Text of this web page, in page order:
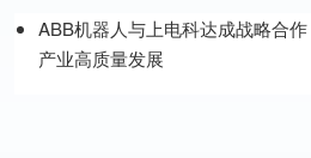
ABB机器人与上电科达成战略合
产业高质量发展